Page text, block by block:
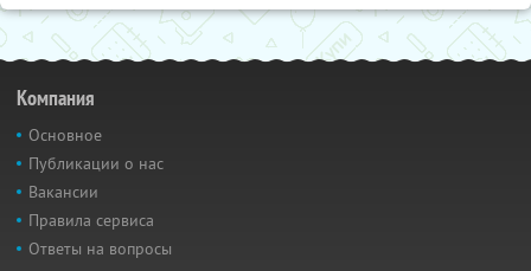
Компания
Основное
Публикации о нас
Вакансии
Правила сервиса
Ответы на вопросы